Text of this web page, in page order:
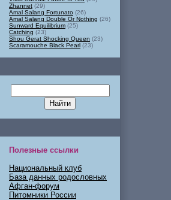
Zhannet (29)
Amal Salang Fortunato (26)
Amal Salang Double Or Nothing (26)
Sunward Equilibrium (25)
Catching (23)
Shou Gerat Shocking Queen (23)
Scaramouche Black Pearl (23)
Полезные ссылки
Национальный клуб
База данных родословных
Афган-форум
Питомники России